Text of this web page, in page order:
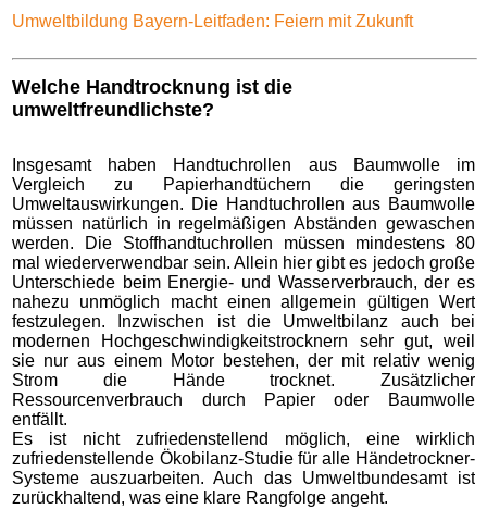
Umweltbildung Bayern-Leitfaden: Feiern mit Zukunft
Welche Handtrocknung ist die
umweltfreundlichste?
Insgesamt haben Handtuchrollen aus Baumwolle im
Vergleich zu Papierhandtüchern die geringsten
Umweltauswirkungen. Die Handtuchrollen aus Baumwolle
müssen natürlich in regelmäßigen Abständen gewaschen
werden. Die Stoffhandtuchrollen müssen mindestens 80
mal wiederverwendbar sein. Allein hier gibt es jedoch große
Unterschiede beim Energie- und Wasserverbrauch, der es
nahezu unmöglich macht einen allgemein gültigen Wert
festzulegen. Inzwischen ist die Umweltbilanz auch bei
modernen Hochgeschwindigkeitstrocknern sehr gut, weil
sie nur aus einem Motor bestehen, der mit relativ wenig
Strom die Hände trocknet. Zusätzlicher
Ressourcenverbrauch durch Papier oder Baumwolle
entfällt.
Es ist nicht zufriedenstellend möglich, eine wirklich
zufriedenstellende Ökobilanz-Studie für alle Händetrockner-
Systeme auszuarbeiten. Auch das Umweltbundesamt ist
zurückhaltend, was eine klare Rangfolge angeht.